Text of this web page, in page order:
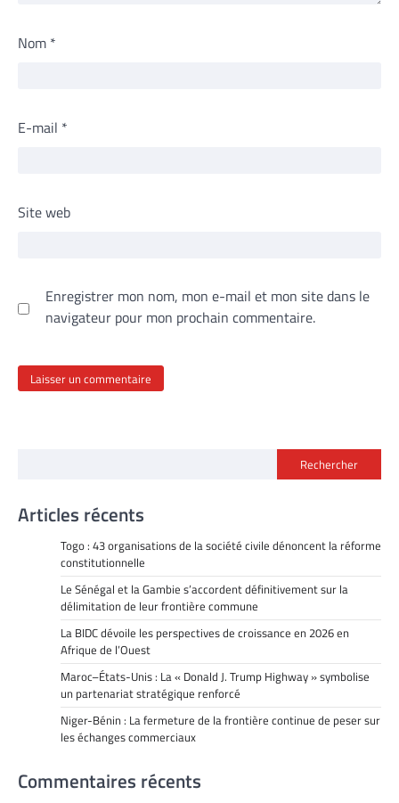
Nom *
E-mail *
Site web
Enregistrer mon nom, mon e-mail et mon site dans le
navigateur pour mon prochain commentaire.
Rechercher
Articles récents
Togo : 43 organisations de la société civile dénoncent la réforme
constitutionnelle
Le Sénégal et la Gambie s’accordent définitivement sur la
délimitation de leur frontière commune
La BIDC dévoile les perspectives de croissance en 2026 en
Afrique de l’Ouest
Maroc–États-Unis : La « Donald J. Trump Highway » symbolise
un partenariat stratégique renforcé
Niger-Bénin : La fermeture de la frontière continue de peser sur
les échanges commerciaux
Commentaires récents